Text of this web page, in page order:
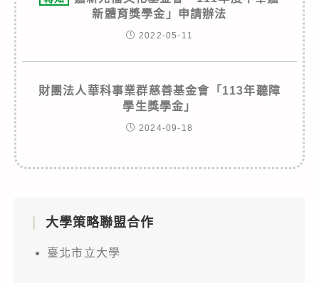
新體育獎學金」申請辦法
2022-05-11
財團法人華科事業群慈善基金會「113年聽障
學生獎學金」
2024-09-18
大學策略聯盟合作
臺北市立大學